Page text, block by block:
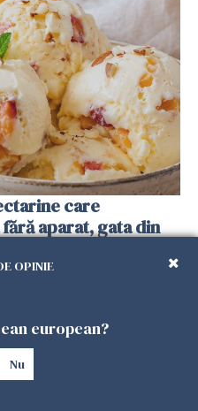
care
aparat, gata din
OPINIE
european?
Nu